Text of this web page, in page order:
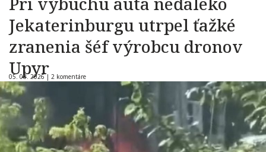
Jekaterinburgu utrpel ťažké
zranenia šéf výrobcu dronov
Upyr
05. 08. 2026 | 2 komentáre